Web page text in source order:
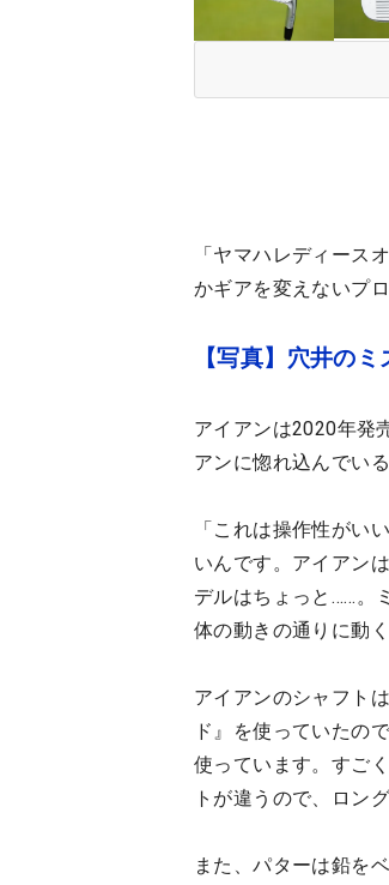
「ヤマハレディース
かギアを変えないプ
【写真】穴井の
アイアンは2020年発
アンに惚れ込んでい
「これは操作性がい
いんです。アイアン
デルはちょっと……。
体の動きの通りに動
アイアンのシャフト
ド』を使っていたの
使っています。すご
トが違うので、ロン
また、パターは鉛を